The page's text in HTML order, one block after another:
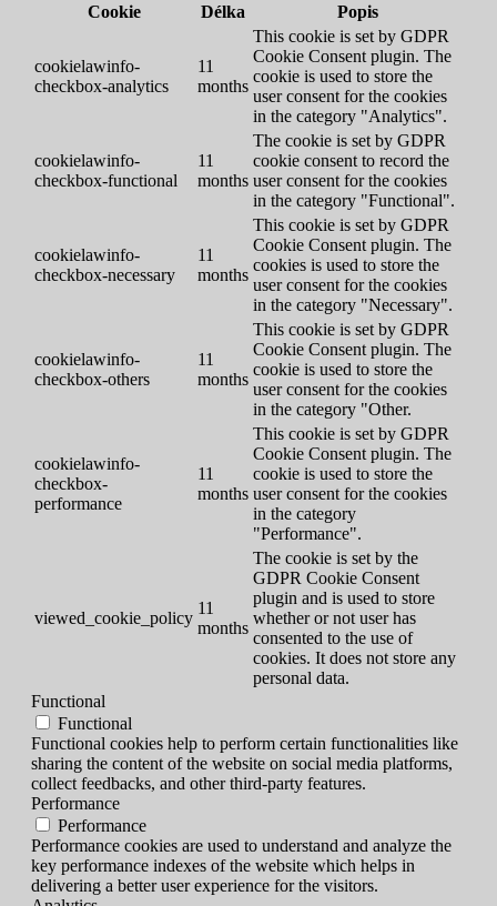
Cookie
Délka Popis
cookielawinfo-
checkbox-analytics
11
months
This cookie is set by GDPR
Cookie Consent plugin. The
cookie is used to store the
user consent for the cookies
in the category "Analytics".
cookielawinfo-
checkbox-functional
11
months
The cookie is set by GDPR
cookie consent to record the
user consent for the cookies
in the category "Functional".
cookielawinfo-
checkbox-necessary
11
months
This cookie is set by GDPR
Cookie Consent plugin. The
cookies is used to store the
user consent for the cookies
in the category "Necessary".
cookielawinfo-
checkbox-others
11
months
This cookie is set by GDPR
Cookie Consent plugin. The
cookie is used to store the
user consent for the cookies
in the category "Other.
cookielawinfo-
checkbox-
performance
11
months
This cookie is set by GDPR
Cookie Consent plugin. The
cookie is used to store the
user consent for the cookies
in the category
"Performance".
viewed_cookie_policy
11
months
The cookie is set by the
GDPR Cookie Consent
plugin and is used to store
whether or not user has
consented to the use of
cookies. It does not store any
personal data.
Functional
Functional
Functional cookies help to perform certain functionalities like
sharing the content of the website on social media platforms,
collect feedbacks, and other third-party features.
Performance
Performance
Performance cookies are used to understand and analyze the
key performance indexes of the website which helps in
delivering a better user experience for the visitors.